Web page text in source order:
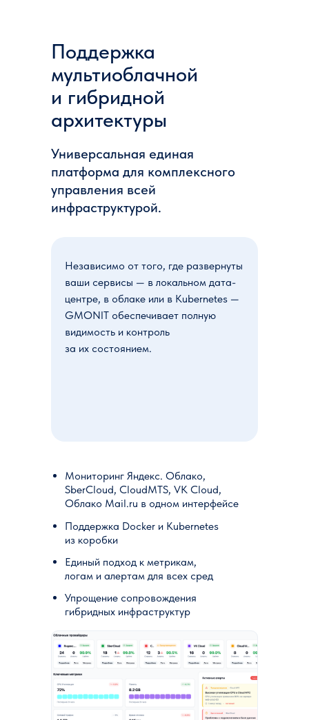
Поддержка
мультиоблачной
и гибридной
архитектуры
Универсальная единая
платформа для комплексного
управления всей
инфраструктурой.
Независимо от того, где развернуты
ваши сервисы — в локальном дата-
центре, в облаке или в Kubernetes —
GMONIT обеспечивает полную
видимость и контроль
за их состоянием.
Мониторинг Яндекс. Облако,
SberCloud, CloudМТS, VK Cloud,
Облако Mail.ru в одном интерфейсе
Поддержка Docker и Kubernetes
из коробки
Единый подход к метрикам,
логам и алертам для всех сред
Упрощение сопровождения
гибридных инфраструктур